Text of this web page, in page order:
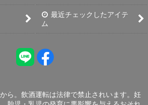
最近チェックしたアイテ
ム
ら。飲酒運転は法律で禁止されいます。妊